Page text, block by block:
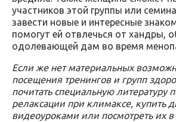
участников этой группы или
завести новые и интересные
помогут ей отвлечься от хандры,
одолевающей дам во время
Если же нет материальных
посещения тренингов и групп
почитать специальную литературу
релаксации при климаксе, купить
видеоуроками или посмотреть их в